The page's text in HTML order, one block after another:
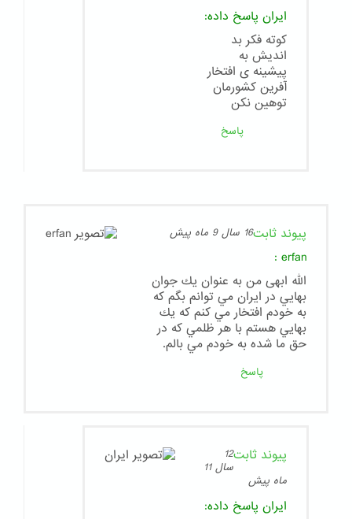
ایران پاسخ داده:
کوته فکر بد
اندیش به
پیشینه ی افتخار
آفرین کشورمان
توهین نکن
پاسخ
پیوند ثابت16 سال 9 ماه پیش
erfan
:
الله ابهی من به عنوان يك جوان
بهايي در ايران مي توانم بگم كه
به خودم افتخار مي كنم كه يك
بهايي هستم با هر ظلمي كه در
حق ما شده به خودم مي بالم.
پاسخ
پیوند ثابت12
سال 11
ماه پیش
ایران پاسخ داده: